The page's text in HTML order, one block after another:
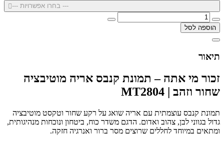
--- בחרו אפשרויות ---
הוספה לסל
תיאור
זכור מי אתה – תמונת קנבס אריה מוטיבציה
שחור וזהב | MT2804
תמונת קנבס עוצמתית עם אריה שואג על רקע שחור וטקסט מוטיבציה
גדול בגווני לבן, צהוב ואדום. הדגם משדר כוח, ביטחון ונוכחות מנהיגותית,
ומתאים במיוחד לחללים שרוצים מסר ברור ואנרגיה חזקה.